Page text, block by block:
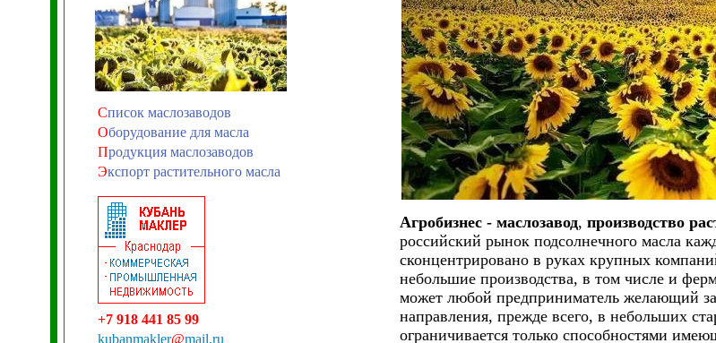
Список маслозаводов
Оборудование для масла
Продукция маслозаводов
Экспорт растительного масла
+7 918 441 85 99
kubanmakler@mail.ru
Агробизнес - маслозавод, производство
российский рынок подсолнечного масла
сконцентрировано в руках крупных
небольшие производства, в том числе и
может любой предприниматель желающий
направления, прежде всего, в небольших
ограничивается только способностями